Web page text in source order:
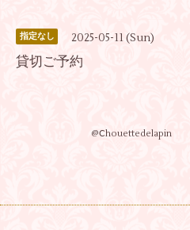
指定なし 2025-05-11 (Sun)
貸切ご予約
@Ⅽhouettedelapin